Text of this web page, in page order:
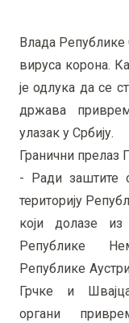
Влада Републике
вируса корона.
је одлука да се
држава
улазак у Србију.
Гранични
- Ради заштите
територију
који долазе
Републике
Републике
Грчке и
органи